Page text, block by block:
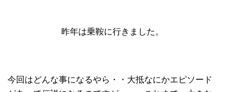
昨年は乗鞍に行きました。
今回はどんな事になるやら・・大抵なにかエピソード